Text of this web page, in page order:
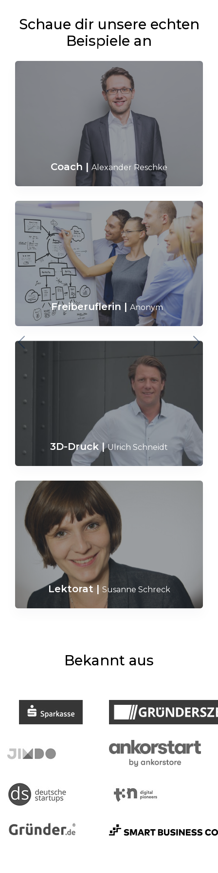
Schaue dir unsere echten
Beispiele an
Coach | Alexander Reschke
Freiberuflerin Anonym
3D-Druck |Ulrich Schneidt
Lektorat| Susanne Schreck
Bekannt aus